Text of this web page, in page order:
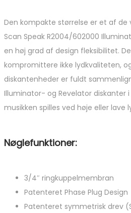
Den kompakte størrelse er et af
Scan Speak R2004/602000
en høj grad af design fleksibilitet.
kompromittere ikke lydkvaliteten,
diskantenheder er fuldt
Illuminator- og Revelator diskanter
musikken spilles ved høje eller lave
Nøglefunktioner:
3/4″ ringkuppelmembran
Patenteret Phase Plug Design
Patenteret symmetrisk drev